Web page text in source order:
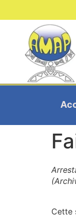
Cette